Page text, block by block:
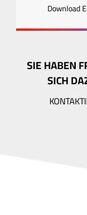
Download
SIE HABEN
SICH